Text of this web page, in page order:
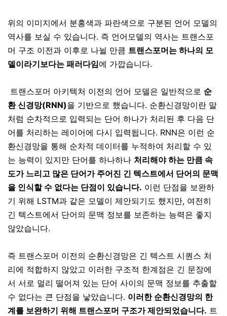
위의 이미지에서 분홍색과 파란색으로 구분된 언어 모델의
역사를 보실 수 있습니다. 즉 언어모델의 역사는 트랜스포
머 구조 이전과 이후로 나뉠 만큼 트랜스포머는 하나의 모
델이라기보다는 패러다임에 가깝습니다.
트랜스포머 아키텍처 이전의 언어 모델은 일반적으로 순
환 신경망(RNN)을 기반으로 했습니다. 순환신경망이란 말
처럼 순차적으로 입력되는 단어 하나가 처리된 후 다음 단
어를 처리하는 레이어에 다시 입력됩니다. RNN은 이런 순
환신경망을 통해 순차적 데이터를 누적하여 처리할 수 있
는 능력이 있지만 단어를 하나하나 처리해야 하는 만큼 속
도가 느리고 많은 단어가 주어진 긴 텍스트에서 단어의 문맥
을 인식할 수 없다는 단점이 있습니다. 이런 단점을 보완하
기 위해 LSTM과 같은 모델이 제안되기도 했지만, 여전히
긴 텍스트에서 단어의 문맥 정보를 보존하는 능력은 좋지
않았습니다.
즉 트랜스포머 이전의 순환신경망은 긴 텍스트 시퀀스 처
리에 적합하지 않았고 이러한 구조적 한계점은 긴 문장에
서 서로 멀리 떨어져 있는 단어 사이의 문맥 정보를 추출할
수 없다는 큰 단점을 낳았습니다. 이러한 순환신경망의 한
계를 보완하기 위해 트랜스포머 구조가 제안되었습니다. 트